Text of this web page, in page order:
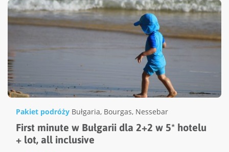
Pakiet podróży Bułgaria, Bourgas, Nessebar
First minute w Bułgarii dla 2+2 w 5* hotelu
+ lot, all inclusive